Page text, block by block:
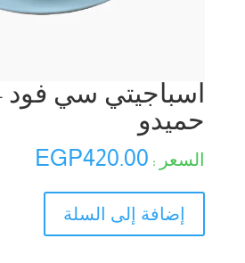
اسباجيتي سي فود
حميدو
EGP420.00
اسباجيتي
سي
إضافة إلى السلة